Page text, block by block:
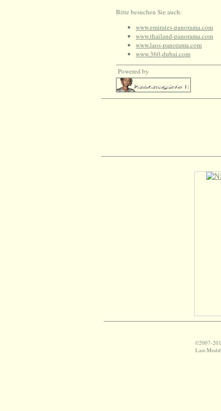
Bitte besuchen Sie auch:
www.emirates-panorama.com
www.thailand-panorama.com
www.laos-panorama.com
www.360-dubai.com
Powered by
©2007-
Last-